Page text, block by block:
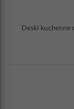
Deski kuchenne